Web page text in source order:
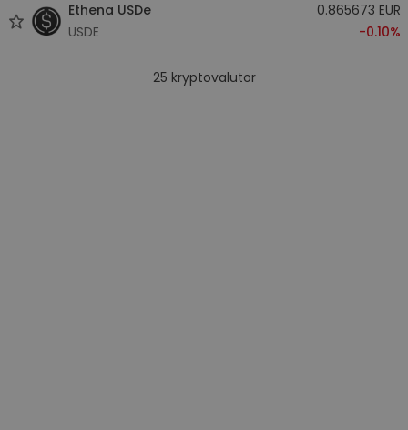
Ethena USDe
USDE
0.865673 EUR
-0.10%
25 kryptovalutor